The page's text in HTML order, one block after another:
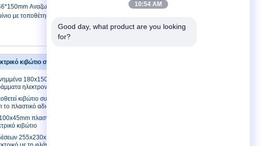
Αναζωογονημένη μαύρη θήκη ψύξης από
με τοποθέτηση στοίχου φλάντζας
κιβώτιο συνδέσεων
180x150x70mm
ηλεκτρονικής
κιβώτιο συνδέσεων
πλαστικό αδιάβροχο
πλαστικό
κιβώτιο
255x230x100mm
10:54 AM
Good day, what product are you looking
for?